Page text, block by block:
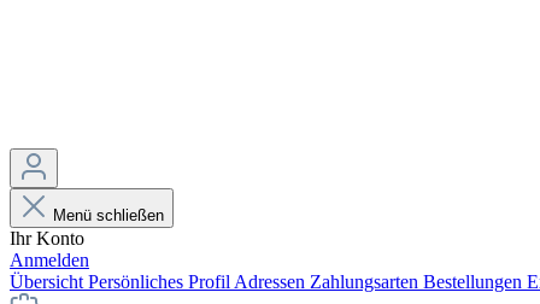
Menü schließen
Ihr Konto
Anmelden
Übersicht Persönliches Profil Adressen Zahlungsarten Bestellungen